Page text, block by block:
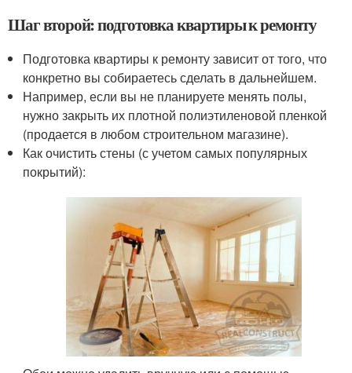
Шаг второй: подготовка квартиры к ремонту
Подготовка квартиры к ремонту зависит от того, что
конкретно вы собираетесь сделать в дальнейшем.
Например, если вы не планируете менять полы,
нужно закрыть их плотной полиэтиленовой пленкой
(продается в любом строительном магазине).
Как очистить стены (с учетом самых популярных
покрытий):